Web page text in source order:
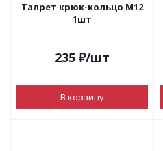
Талрет крюк-кольцо М12
1шт
235 ₽/шт
В корзину